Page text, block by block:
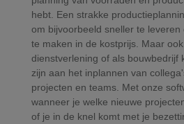
hebt. Een strakke
om bijvoorbeeld sneller te
te maken in de kostprijs. Maar
dienstverlening of als bouwbedrijf
zijn aan het inplannen van
projecten en teams. Met onze
wanneer je welke nieuwe
of je in de knel komt met je